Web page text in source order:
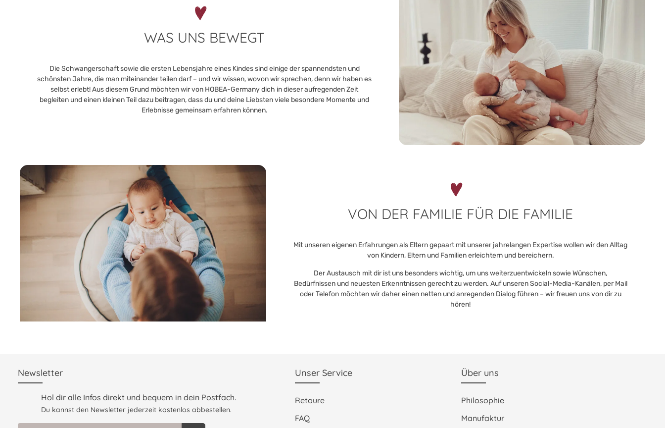
WAS UNS BEWEGT
Die Schwangerschaft sowie die ersten Lebensjahre eines Kindes sind einige der spannendsten und
schönsten Jahre, die man miteinander teilen darf – und wir wissen, wovon wir sprechen, denn wir haben es
selbst erlebt! Aus diesem Grund möchten wir von HOBEA-Germany dich in dieser aufregenden Zeit
begleiten und einen kleinen Teil dazu beitragen, dass du und deine Liebsten viele besondere Momente und
Erlebnisse gemeinsam erfahren können.
VON DER FAMILIE FÜR DIE FAMILIE
Mit unseren eigenen Erfahrungen als Eltern gepaart mit unserer jahrelangen Expertise wollen wir den Alltag
von Kindern, Eltern und Familien erleichtern und bereichern.
Der Austausch mit dir ist uns besonders wichtig, um uns weiterzuentwickeln sowie Wünschen,
Bedürfnissen und neuesten Erkenntnissen gerecht zu werden. Auf unseren Social-Media-Kanälen, per Mail
oder Telefon möchten wir daher einen netten und anregenden Dialog führen – wir freuen uns von dir zu
hören!
Newsletter
Hol dir alle Infos direkt und bequem in dein Postfach.
Du kannst den Newsletter jederzeit kostenlos abbestellen.
Unser Service
Retoure
FAQ
Über uns
Philosophie
Manufaktur